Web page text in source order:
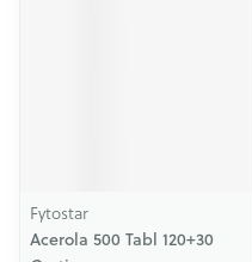
Fytostar
Acerola 500 Tabl 120+30